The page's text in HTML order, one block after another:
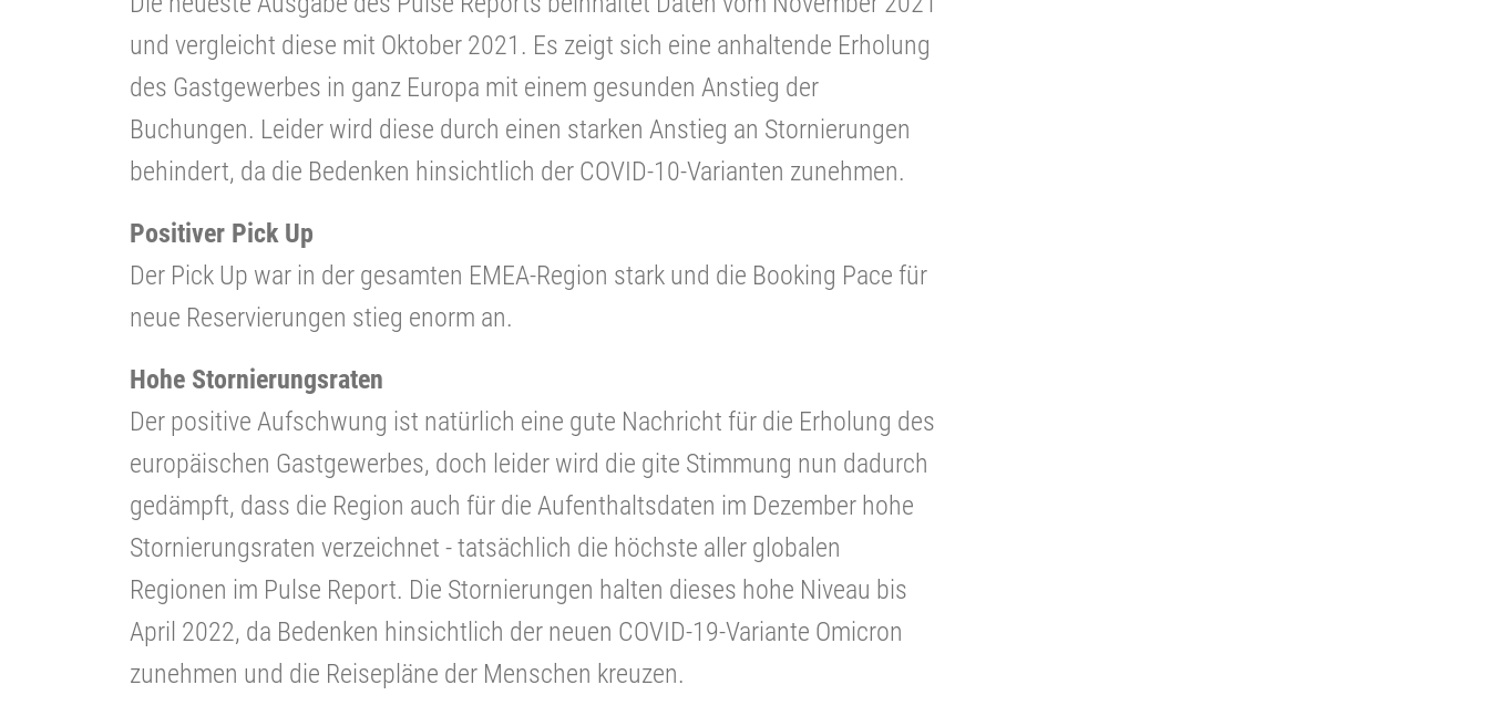
und vergleicht diese mit Oktober 2021. Es zeigt sich eine anhaltende Erholung
des Gastgewerbes in ganz Europa mit einem gesunden Anstieg der
Buchungen. Leider wird diese durch einen starken Anstieg an Stornierungen
behindert, da die Bedenken hinsichtlich der COVID-10-Varianten zunehmen.
Positiver Pick Up
Der Pick Up war in der gesamten EMEA-Region stark und die Booking Pace für
neue Reservierungen stieg enorm an.
Hohe Stornierungsraten
Der positive Aufschwung ist natürlich eine gute Nachricht für die Erholung des
europäischen Gastgewerbes, doch leider wird die gite Stimmung nun dadurch
gedämpft, dass die Region auch für die Aufenthaltsdaten im Dezember hohe
Stornierungsraten verzeichnet - tatsächlich die höchste aller globalen
Regionen im Pulse Report. Die Stornierungen halten dieses hohe Niveau bis
April 2022, da Bedenken hinsichtlich der neuen COVID-19-Variante Omicron
zunehmen und die Reisepläne der Menschen kreuzen.